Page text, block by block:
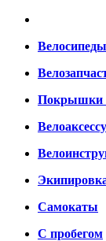
Велосипеды
Покрышки
Самокаты
С пробегом